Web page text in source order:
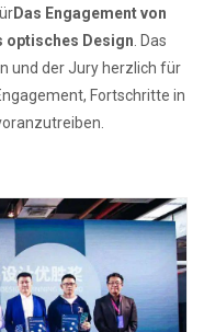
Das Engagement von
optisches Design . Das
und der Jury herzlich für
Fortschritte in